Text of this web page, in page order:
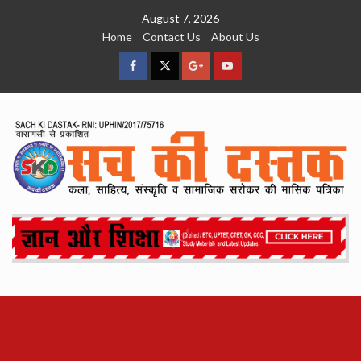
August 7, 2026
Home
Contact Us About Us
facebookTwitterGoogleYouTube